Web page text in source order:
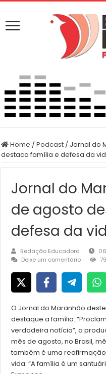
Home /Podcast / Jornal do
destaca família e defesa da
Jornal do
de agosto
defesa da
Redação Educadora
Deixe um comentário
O Jornal do Maranhão
destaque a família:
verdadeira notícia”, a
mês de agosto, no Brasil,
também é uma
vida: “A família é um